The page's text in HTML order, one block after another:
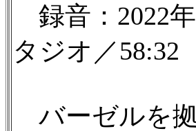
録音：2022
タジオ／58:32
バーゼルを